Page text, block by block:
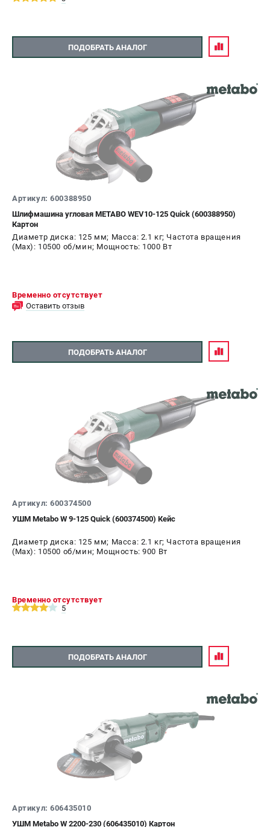
ПОДОБРАТЬ АНАЛОГ
Артикул: 600388950
Шлифмашина угловая METABO WEV10-125 Quick (600388950)
Картон
Диаметр диска: 125 мм; Масса: 2.1 кг; Частота вращения
(Max): 10500 об/мин; Мощность: 1000 Вт
Временно отсутствует
Оставить отзыв
ПОДОБРАТЬ АНАЛОГ
Артикул: 600374500
УШМ Metabo W 9-125 Quick (600374500) Кейс
Диаметр диска: 125 мм; Масса: 2.1 кг; Частота вращения
(Max): 10500 об/мин; Мощность: 900 Вт
Временно отсутствует
5
ПОДОБРАТЬ АНАЛОГ
Артикул: 606435010
УШМ Metabo W 2200-230 (606435010) Картон